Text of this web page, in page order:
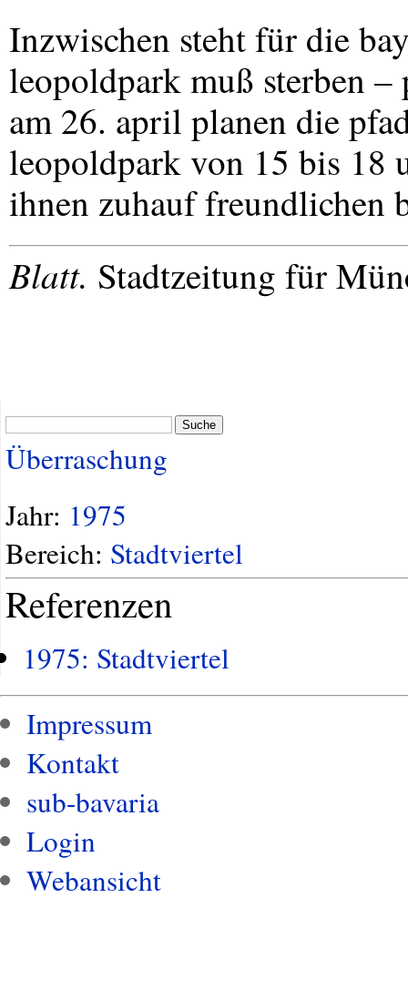
Inzwischen steht für die
leopoldpark muß sterben
am 26. april planen die
leopoldpark von 15 bis 18
ihnen zuhauf freundlichen
Blatt. Stadtzeitung für
Suche
Überraschung
Jahr: 1975
Bereich: Stadtviertel
Referenzen
1975: Stadtviertel
Impressum
Kontakt
sub-bavaria
Login
Webansicht